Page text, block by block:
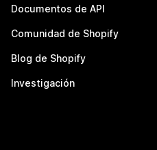
Documentos de API
Comunidad de Shopify
Blog de Shopify
Investigación